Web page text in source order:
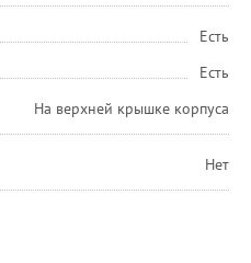
Есть
Есть
На верхней крышке корпуса
Нет